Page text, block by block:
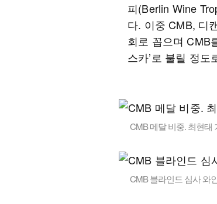
피(Berlin Wine
다. 이중 CMB, 디
회로 꼽으며 CMB
스카’로 불릴 정도
CMB 메달 비중. 최현태
CMB 블라인드 심사 와